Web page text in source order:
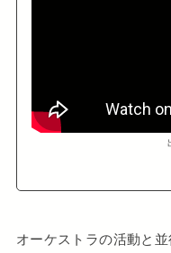
オーケストラの活動と